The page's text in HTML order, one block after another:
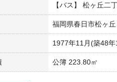
【バス】 松ヶ丘二
福岡県春日市松ヶ丘
1977年11月(築48年
公簿 223.80㎡